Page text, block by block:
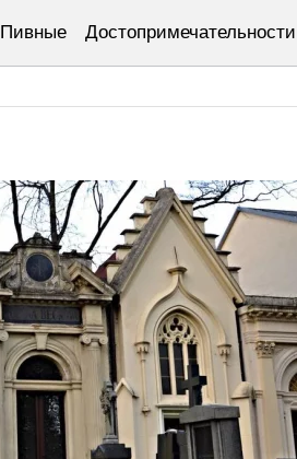
Пивные Достопримечательности